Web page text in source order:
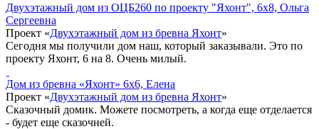
Двухэтажный дом из ОЦБ260 по проекту "Яхонт", 6x8, Ольга
Сергеевна
Проект «Двухэтажный дом из бревна Яхонт»
Сегодня мы получили дом наш, который заказывали. Это по
проекту Яхонт, 6 на 8. Очень милый.
Дом из бревна «Яхонт» 6x6, Елена
Проект «Двухэтажный дом из бревна Яхонт»
Сказочный домик. Можете посмотреть, а когда еще отделается
- будет еще сказочней.